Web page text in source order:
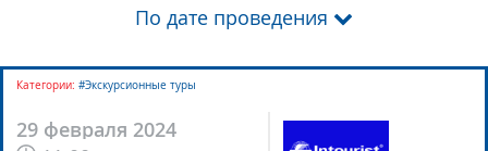
По дате проведения
29 февраля 2024
Категории: #Экскурсионные туры